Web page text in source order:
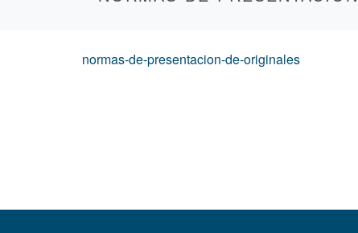
normas-de-presentacion-de-originales